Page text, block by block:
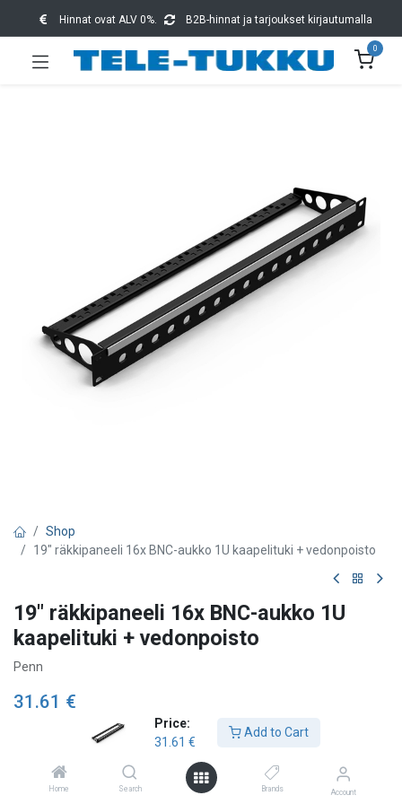
Price:
31.61 €
Add to Cart
Home Search Brands Account
Hinnat ovat ALV 0%. B2B-hinnat ja tarjoukset kirjautumalla
0
Shop
19" räkkipaneeli 16x BNC-aukko 1U kaapelituki + vedonpoisto
19" räkkipaneeli 16x BNC-aukko 1U
kaapelituki + vedonpoisto
Penn
31.61 €
Add to Cart